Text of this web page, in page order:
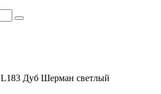
Дуб Шерман светлый